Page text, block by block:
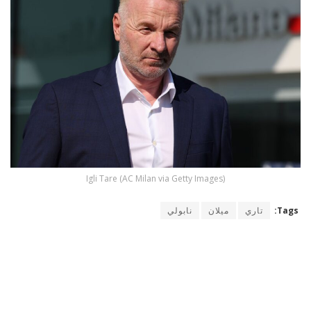
Igli Tare (AC Milan via Getty Images)
Tags: تاري ميلان نابولي